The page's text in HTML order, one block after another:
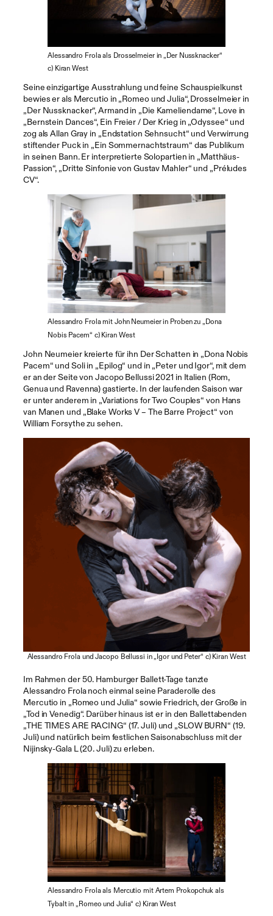
Alessandro Frola als Drosselmeier in „Der Nussknacker“
c) Kiran West
Seine einzigartige Ausstrahlung und feine Schauspielkunst
bewies er als Mercutio in „Romeo und Julia“, Drosselmeier in
„Der Nussknacker“, Armand in „Die Kameliendame“, Love in
„Bernstein Dances“, Ein Freier / Der Krieg in „Odyssee“ und
zog als Allan Gray in „Endstation Sehnsucht“ und Verwirrung
stiftender Puck in „Ein Sommernachtstraum“ das Publikum
in seinen Bann. Er interpretierte Solopartien in „Matthäus-
Passion“, „Dritte Sinfonie von Gustav Mahler“ und „Préludes
CV“.
Alessandro Frola mit John Neumeier in Proben zu „Dona
Nobis Pacem“ c) Kiran West
John Neumeier kreierte für ihn Der Schatten in „Dona Nobis
Pacem“ und Soli in „Epilog“ und in „Peter und Igor“, mit dem
er an der Seite von Jacopo Bellussi 2021 in Italien (Rom,
Genua und Ravenna) gastierte. In der laufenden Saison war
er unter anderem in „Variations for Two Couples“ von Hans
van Manen und „Blake Works V – The Barre Project“ von
William Forsythe zu sehen.
Alessandro Frola und Jacopo Bellussi in „Igor und Peter“ c) Kiran West
Im Rahmen der 50. Hamburger Ballett-Tage tanzte
Alessandro Frola noch einmal seine Paraderolle des
Mercutio in „Romeo und Julia“ sowie Friedrich, der Große in
„Tod in Venedig“. Darüber hinaus ist er in den Ballettabenden
„THE TIMES ARE RACING“ (17. Juli) und „SLOW BURN“ (19.
Juli) und natürlich beim festlichen Saisonabschluss mit der
Nijinsky-Gala L (20. Juli) zu erleben.
Alessandro Frola als Mercutio mit Artem Prokopchuk als
Tybalt in „Romeo und Julia“ c) Kiran West